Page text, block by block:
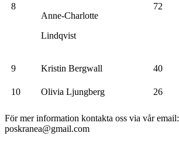
8
Anne-Charlotte
Lindqvist
72
9 Kristin Bergwall 40
10 Olivia Ljungberg 26
För mer information kontakta oss via vår email:
poskranea@gmail.com